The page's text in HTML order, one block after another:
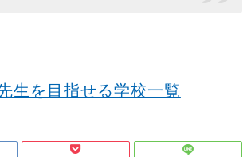
生を目指せる学校一覧